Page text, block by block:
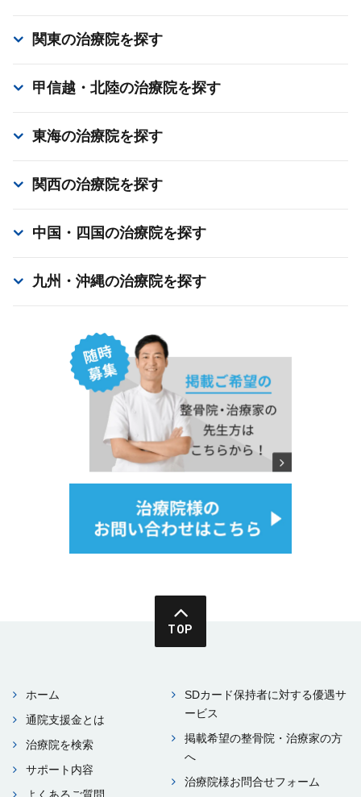
関東の治療院を探す
甲信越・北陸の治療院を探す
東海の治療院を探す
関西の治療院を探す
中国・四国の治療院を探す
九州・沖縄の治療院を探す
TOP
ホーム
通院⽀援⾦とは
治療院を検索
サポート内容
SDカード保持者に対する優遇サ
ービス
掲載希望の整⾻院・治療家の⽅
へ
治療院様お問合せフォーム